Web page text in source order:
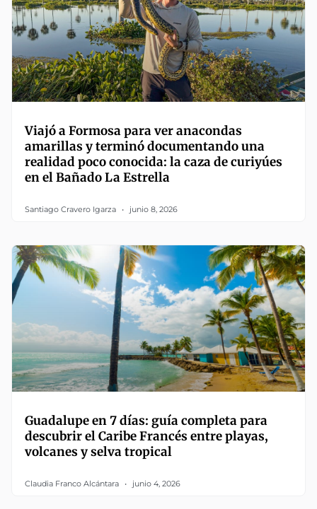
Viajó a Formosa para ver anacondas
amarillas y terminó documentando una
realidad poco conocida: la caza de curiyúes
en el Bañado La Estrella
Santiago Cravero Igarza junio 8, 2026
Guadalupe en 7 días: guía completa para
descubrir el Caribe Francés entre playas,
volcanes y selva tropical
Claudia Franco Alcántara junio 4, 2026